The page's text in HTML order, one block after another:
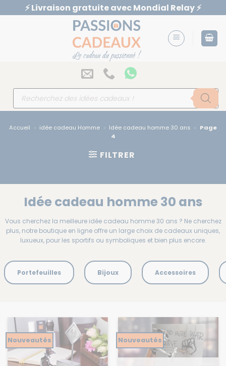
Passer
au
⚡️ Livraison gratuite avec Mondial Relay ⚡️
Recherche
Accueil » idée cadeau Homme » Idée cadeau homme 30 ans » Page
4
FILTRER
Idée cadeau homme 30 ans
Vous cherchez la meilleure idée cadeau homme 30 ans ? Ne cherchez
plus, notre boutique en ligne offre un large choix de cadeaux uniques,
luxueux, pour les sportifs ou symboliques et bien plus encore.
Portefeuilles Bijoux Accessoires
Nouveautés Nouveautés